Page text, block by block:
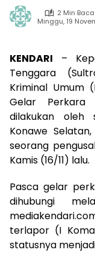
2 Min Baca
Minggu, 19
KENDARI –
Tenggara
Kriminal Umum
Gelar Perkara
dilakukan oleh
Konawe
seorang
Kamis (16/11) lalu.
Pasca gelar
dihubungi
terlapor (I
statusnya